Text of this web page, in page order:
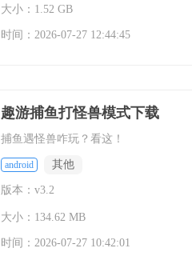
大小：1.52 GB
时间： 2026-07-27 12:44:45
趣游捕鱼打怪兽模式下载
捕鱼遇怪兽咋玩？看这！
android 其他
版本：v3.2
大小：134.62 MB
时间： 2026-07-27 10:42:01